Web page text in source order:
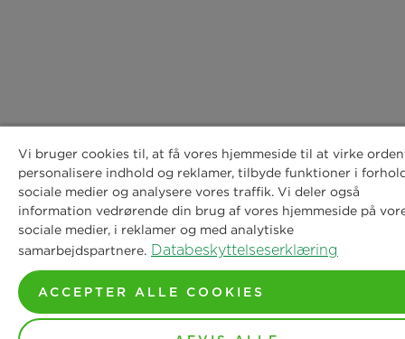
Vi bruger cookies til, at få vores hjemmeside til at virke
personalisere indhold og reklamer, tilbyde funktioner i
sociale medier og analysere vores traffik. Vi deler også
information vedrørende din brug af vores hjemmeside på
sociale medier, i reklamer og med analytiske
samarbejdspartnere. Databeskyttelseserklæring
ACCEPTER ALLE COOKIES